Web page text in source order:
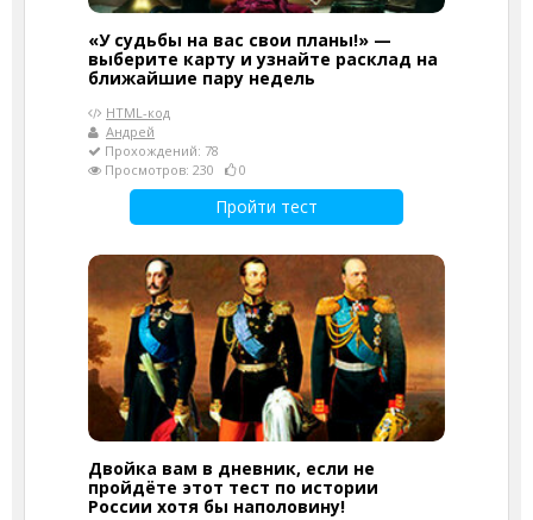
«У судьбы на вас свои планы!» —
выберите карту и узнайте расклад на
ближайшие пару недель
HTML-код
Андрей
Прохождений: 78
Просмотров: 230
0
Пройти тест
Двойка вам в дневник, если не
пройдёте этот тест по истории
России хотя бы наполовину!